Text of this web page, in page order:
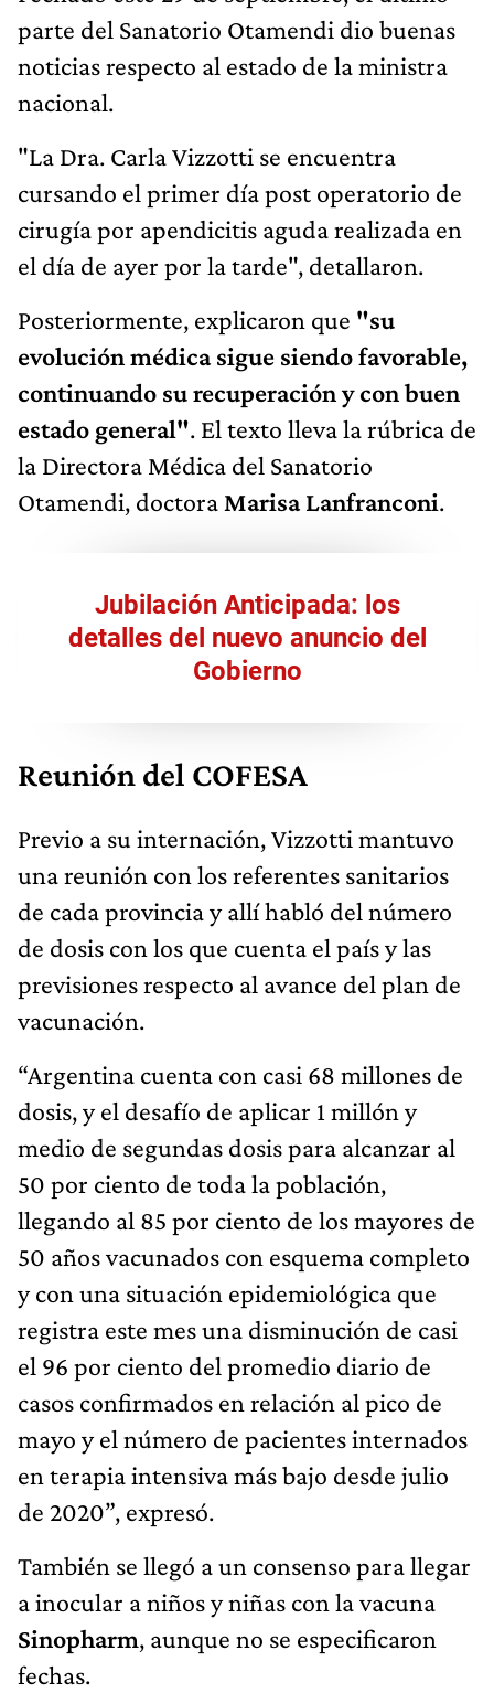
parte del Sanatorio Otamendi dio buenas
noticias respecto al estado de la ministra
nacional.
"La Dra. Carla Vizzotti se encuentra
cursando el primer día post operatorio de
cirugía por apendicitis aguda realizada en
el día de ayer por la tarde", detallaron.
Posteriormente, explicaron que "su
evolución médica sigue siendo favorable,
continuando su recuperación y con buen
estado general". El texto lleva la rúbrica de
la Directora Médica del Sanatorio
Otamendi, doctora Marisa Lanfranconi.
Jubilación Anticipada: los
detalles del nuevo anuncio del
Gobierno
Reunión del COFESA
Previo a su internación, Vizzotti mantuvo
una reunión con los referentes sanitarios
de cada provincia y allí habló del número
de dosis con los que cuenta el país y las
previsiones respecto al avance del plan de
vacunación.
“Argentina cuenta con casi 68 millones de
dosis, y el desafío de aplicar 1 millón y
medio de segundas dosis para alcanzar al
50 por ciento de toda la población,
llegando al 85 por ciento de los mayores de
50 años vacunados con esquema completo
y con una situación epidemiológica que
registra este mes una disminución de casi
el 96 por ciento del promedio diario de
casos confirmados en relación al pico de
mayo y el número de pacientes internados
en terapia intensiva más bajo desde julio
de 2020”, expresó.
También se llegó a un consenso para llegar
a inocular a niños y niñas con la vacuna
Sinopharm, aunque no se especificaron
fechas.